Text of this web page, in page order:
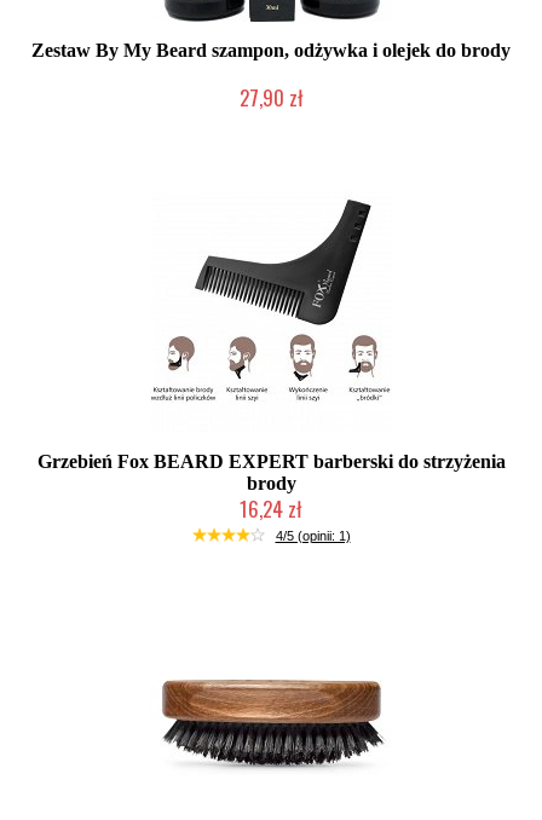
Zestaw By My Beard szampon, odżywka i olejek do brody
27,90 zł
Grzebień Fox BEARD EXPERT barberski do strzyżenia
brody
16,24 zł
Chwilowo niedostępny
4/5 (opinii: 1)